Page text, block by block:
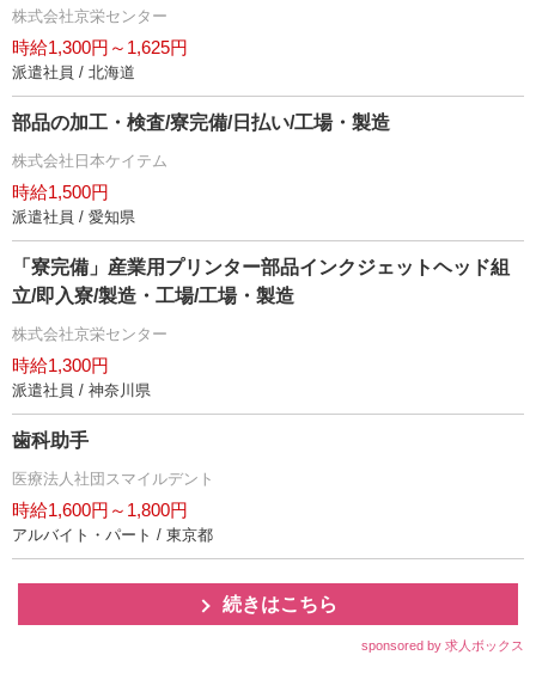
株式会社京栄センター
時給1,300円～1,625円
派遣社員 / 北海道
部品の加工・検査/寮完備/日払い/工場・製造
株式会社日本ケイテム
時給1,500円
派遣社員 / 愛知県
「寮完備」産業用プリンター部品インクジェットヘッド組
立/即入寮/製造・工場/工場・製造
株式会社京栄センター
時給1,300円
派遣社員 / 神奈川県
歯科助手
医療法人社団スマイルデント
時給1,600円～1,800円
アルバイト・パート / 東京都
続きはこちら
sponsored by 求人ボックス